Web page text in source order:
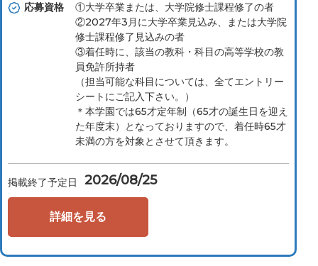
応募資格
①大学卒業または、大学院修士課程修了の者
②2027年3月に大学卒業見込み、または大学院
修士課程修了見込みの者
③着任時に、該当の教科・科目の高等学校の教
員免許所持者
（担当可能な科目については、全てエントリー
シートにご記入下さい。）
＊本学園では65才定年制（65才の誕生日を迎え
た年度末）となっておりますので、着任時65才
未満の方を対象とさせて頂きます。
掲載終了予定日 2026/08/25
詳細を見る